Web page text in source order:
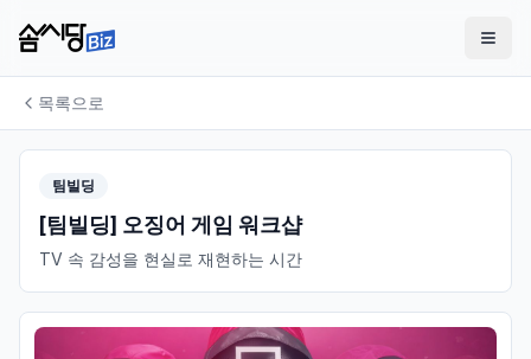
목록으로
팀빌딩
[팀빌딩] 오징어 게임 워크샵
TV 속 감성을 현실로 재현하는 시간